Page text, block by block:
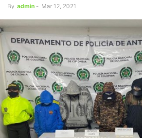
By admin - Mar 12, 2021